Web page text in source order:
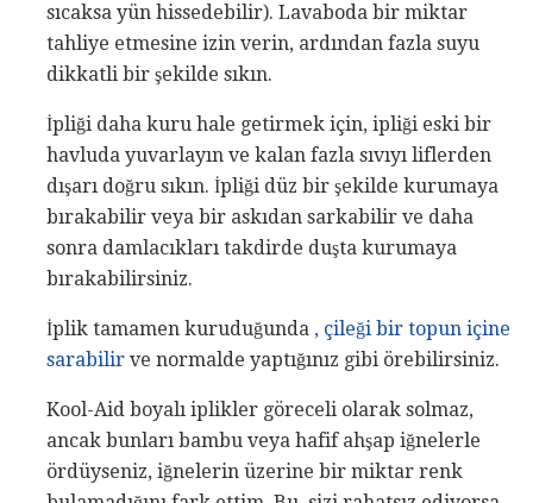
sıcaksa yün hissedebilir). Lavaboda bir miktar
tahliye etmesine izin verin, ardından fazla suyu
dikkatli bir şekilde sıkın.
İpliği daha kuru hale getirmek için, ipliği eski bir
havluda yuvarlayın ve kalan fazla sıvıyı liflerden
dışarı doğru sıkın. İpliği düz bir şekilde kurumaya
bırakabilir veya bir askıdan sarkabilir ve daha
sonra damlacıkları takdirde duşta kurumaya
bırakabilirsiniz.
İplik tamamen kuruduğunda , çileği bir topun içine
sarabilir ve normalde yaptığınız gibi örebilirsiniz.
Kool-Aid boyalı iplikler göreceli olarak solmaz,
ancak bunları bambu veya hafif ahşap iğnelerle
ördüyseniz, iğnelerin üzerine bir miktar renk